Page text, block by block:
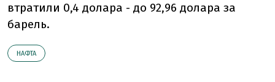
втратили 0,4 долара - до 92,96 долара за
барель.
НАФТА